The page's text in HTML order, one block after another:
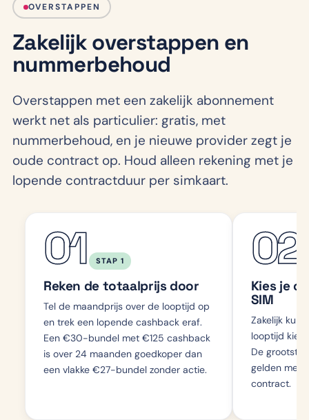
OVERSTAPPEN
Zakelijk overstappen en
nummerbehoud
Overstappen met een zakelijk abonnement
werkt net als particulier: gratis, met
nummerbehoud, en je nieuwe provider zegt je
oude contract op. Houd alleen rekening met je
lopende contractduur per simkaart.
01 STAP 1
Reken de totaalprijs door
Tel de maandprijs over de looptijd op
en trek een lopende cashback eraf.
Een €30-bundel met €125 cashback
is over 24 maanden goedkoper dan
een vlakke €27-bundel zonder actie.
02
Kies je
SIM
Zakelijk kun
looptijd
De grootste
gelden
contract.